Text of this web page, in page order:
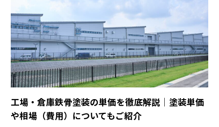
工場・倉庫鉄骨塗装の単価を徹底解説｜塗装単価
や相場（費用）についてもご紹介